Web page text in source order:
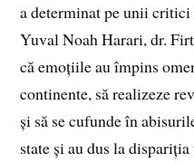
a determinat pe unii
Yuval Noah Harari, dr.
că emoțiile au împins
continente, să realizeze
și să se cufunde în
state și au dus la